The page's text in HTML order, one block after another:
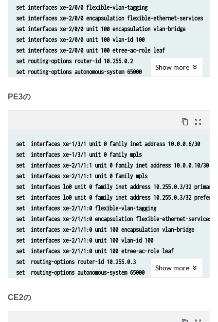
set routing-instances evpna instance-type evpn
set routing-instances evpna vlan-id 100
set routing-instances evpna interface xe-2/1/1.100
set routing-instances evpna route-distinguisher 10.255.0.1:100
set routing-instances evpna vrf-target target:65000:100
set routing-instances evpna protocols evpn interface xe-2/1/1.100
set routing-instances evpna protocols evpn evpn-etree
set interfaces xe-2/0/0 flexible-vlan-tagging
set interfaces xe-2/0/0 encapsulation flexible-ethernet-services
set interfaces xe-2/0/0 unit 100 encapsulation vlan-bridge
set interfaces xe-2/0/0 unit 100 vlan-id 100
set interfaces xe-2/0/0 unit 100 etree-ac-role leaf
set routing-options router-id 10.255.0.2
set routing-options autonomous-system 65000
set protocols mpls interface fxp0.0 disable
set protocols bgp group evpn neighbor 10.255.0.1
set protocols bgp group evpn neighbor 10.255.0.3
set protocols ospf area 0.0.0.0 interface all
set protocols ospf area 0.0.0.0 interface fxp0.0 disable
set protocols ldp interface all
set protocols ldp interface fxp0.0 disable
set routing-instances evpna instance-type evpn
set routing-instances evpna vlan-id 100
set routing-instances evpna interface xe-2/0/0.100
set routing-instances evpna route-distinguisher 10.255.0.2:100
set routing-instances evpna vrf-target target:65000:100
set routing-instances evpna protocols evpn interface xe-2/0/0.100
set routing-instances evpna protocols evpn evpn-etree
Show more
PE3の
content_copy zoom_out_map
set  interfaces xe-1/3/1 unit 0 family inet address 10.0.0.6/30
set  interfaces xe-1/3/1 unit 0 family mpls
set  interfaces xe-2/1/1:1 unit 0 family inet address 10.0.0.10/30
set  interfaces xe-2/1/1:1 unit 0 family mpls
set  interfaces lo0 unit 0 family inet address 10.255.0.3/32 primary
set  interfaces lo0 unit 0 family inet address 10.255.0.3/32
set  interfaces xe-2/1/1:0 flexible-vlan-tagging
set  interfaces xe-2/1/1:0 encapsulation flexible-ethernet-services
set  interfaces xe-2/1/1:0 unit 100 encapsulation vlan-bridge
set  interfaces xe-2/1/1:0 unit 100 vlan-id 100
set  interfaces xe-2/1/1:0 unit 100 etree-ac-role leaf
set  routing-options router-id 10.255.0.3
set  routing-options autonomous-system 65000
set  protocols mpls interface fxp0.0 disable
Show more
CE2の